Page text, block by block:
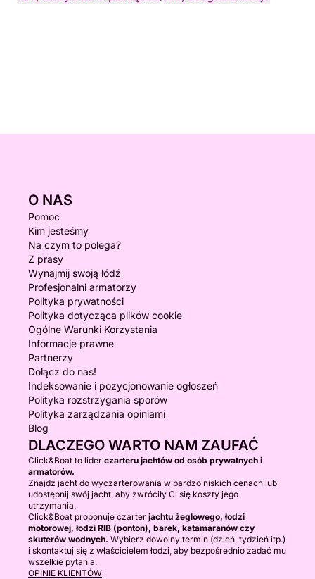
O NAS
Pomoc
Kim jesteśmy
Na czym to polega?
Z prasy
Wynajmij swoją łódź
Profesjonalni armatorzy
Polityka prywatności
Polityka dotycząca plików cookie
Ogólne Warunki Korzystania
Informacje prawne
Partnerzy
Dołącz do nas!
Indeksowanie i pozycjonowanie ogłoszeń
Polityka rozstrzygania sporów
Polityka zarządzania opiniami
Blog
DLACZEGO WARTO NAM ZAUFAĆ
Click&Boat to lider czarteru jachtów od osób prywatnych i
armatorów.
Znajdź jacht do wyczarterowania w bardzo niskich cenach lub
udostępnij swój jacht, aby zwróciły Ci się koszty jego
utrzymania.
Click&Boat proponuje czarter jachtu żeglowego, łodzi
motorowej, łodzi RIB (ponton), barek, katamaranów czy
skuterów wodnych. Wybierz dowolny termin (dzień, tydzień itp.)
i skontaktuj się z właścicielem łodzi, aby bezpośrednio zadać mu
wszelkie pytania.
OPINIE KLIENTÓW